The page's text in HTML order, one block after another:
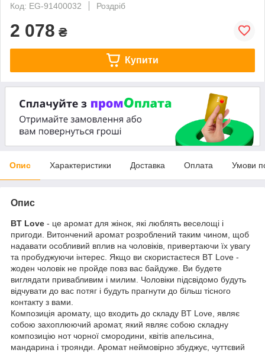
Код: EG-91400032
Роздріб
2 078 ₴
Купити
Опис Характеристики Доставка Оплата Умови
Опис
BT Love - це аромат для жінок, які люблять веселощі і
пригоди. Витончений аромат розроблений таким чином, щоб
надавати особливий вплив на чоловіків, привертаючи їх увагу
та пробуджуючи інтерес. Якщо ви скористаєтеся BT Love -
жоден чоловік не пройде повз вас байдуже. Ви будете
виглядати привабливим і милим. Чоловіки підсвідомо будуть
відчувати до вас потяг і будуть прагнути до більш тісного
контакту з вами.
Композиція аромату, що входить до складу BT Love, являє
собою захоплюючий аромат, який являє собою складну
композицію нот чорної смородини, квітів апельсина,
мандарина і троянди. Аромат неймовірно збуджує, чуттєвий